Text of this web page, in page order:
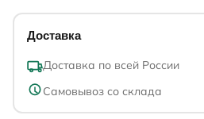
Доставка
Доставка по всей России
Самовывоз со склада